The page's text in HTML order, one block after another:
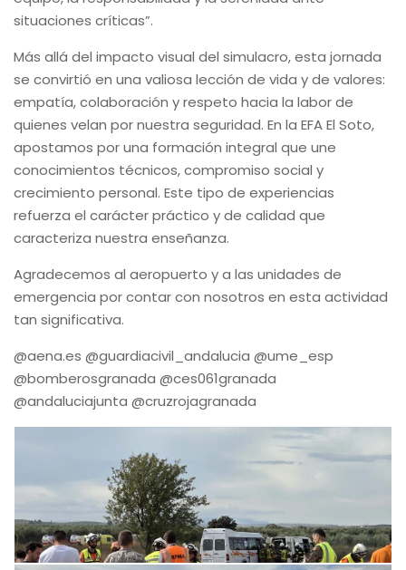
situaciones críticas”.
Más allá del impacto visual del simulacro, esta jornada
se convirtió en una valiosa lección de vida y de valores:
empatía, colaboración y respeto hacia la labor de
quienes velan por nuestra seguridad. En la EFA El Soto,
apostamos por una formación integral que une
conocimientos técnicos, compromiso social y
crecimiento personal. Este tipo de experiencias
refuerza el carácter práctico y de calidad que
caracteriza nuestra enseñanza.
Agradecemos al aeropuerto y a las unidades de
emergencia por contar con nosotros en esta actividad
tan significativa.
@aena.es @guardiacivil_andalucia @ume_esp
@bomberosgranada @ces061granada
@andaluciajunta @cruzrojagranada